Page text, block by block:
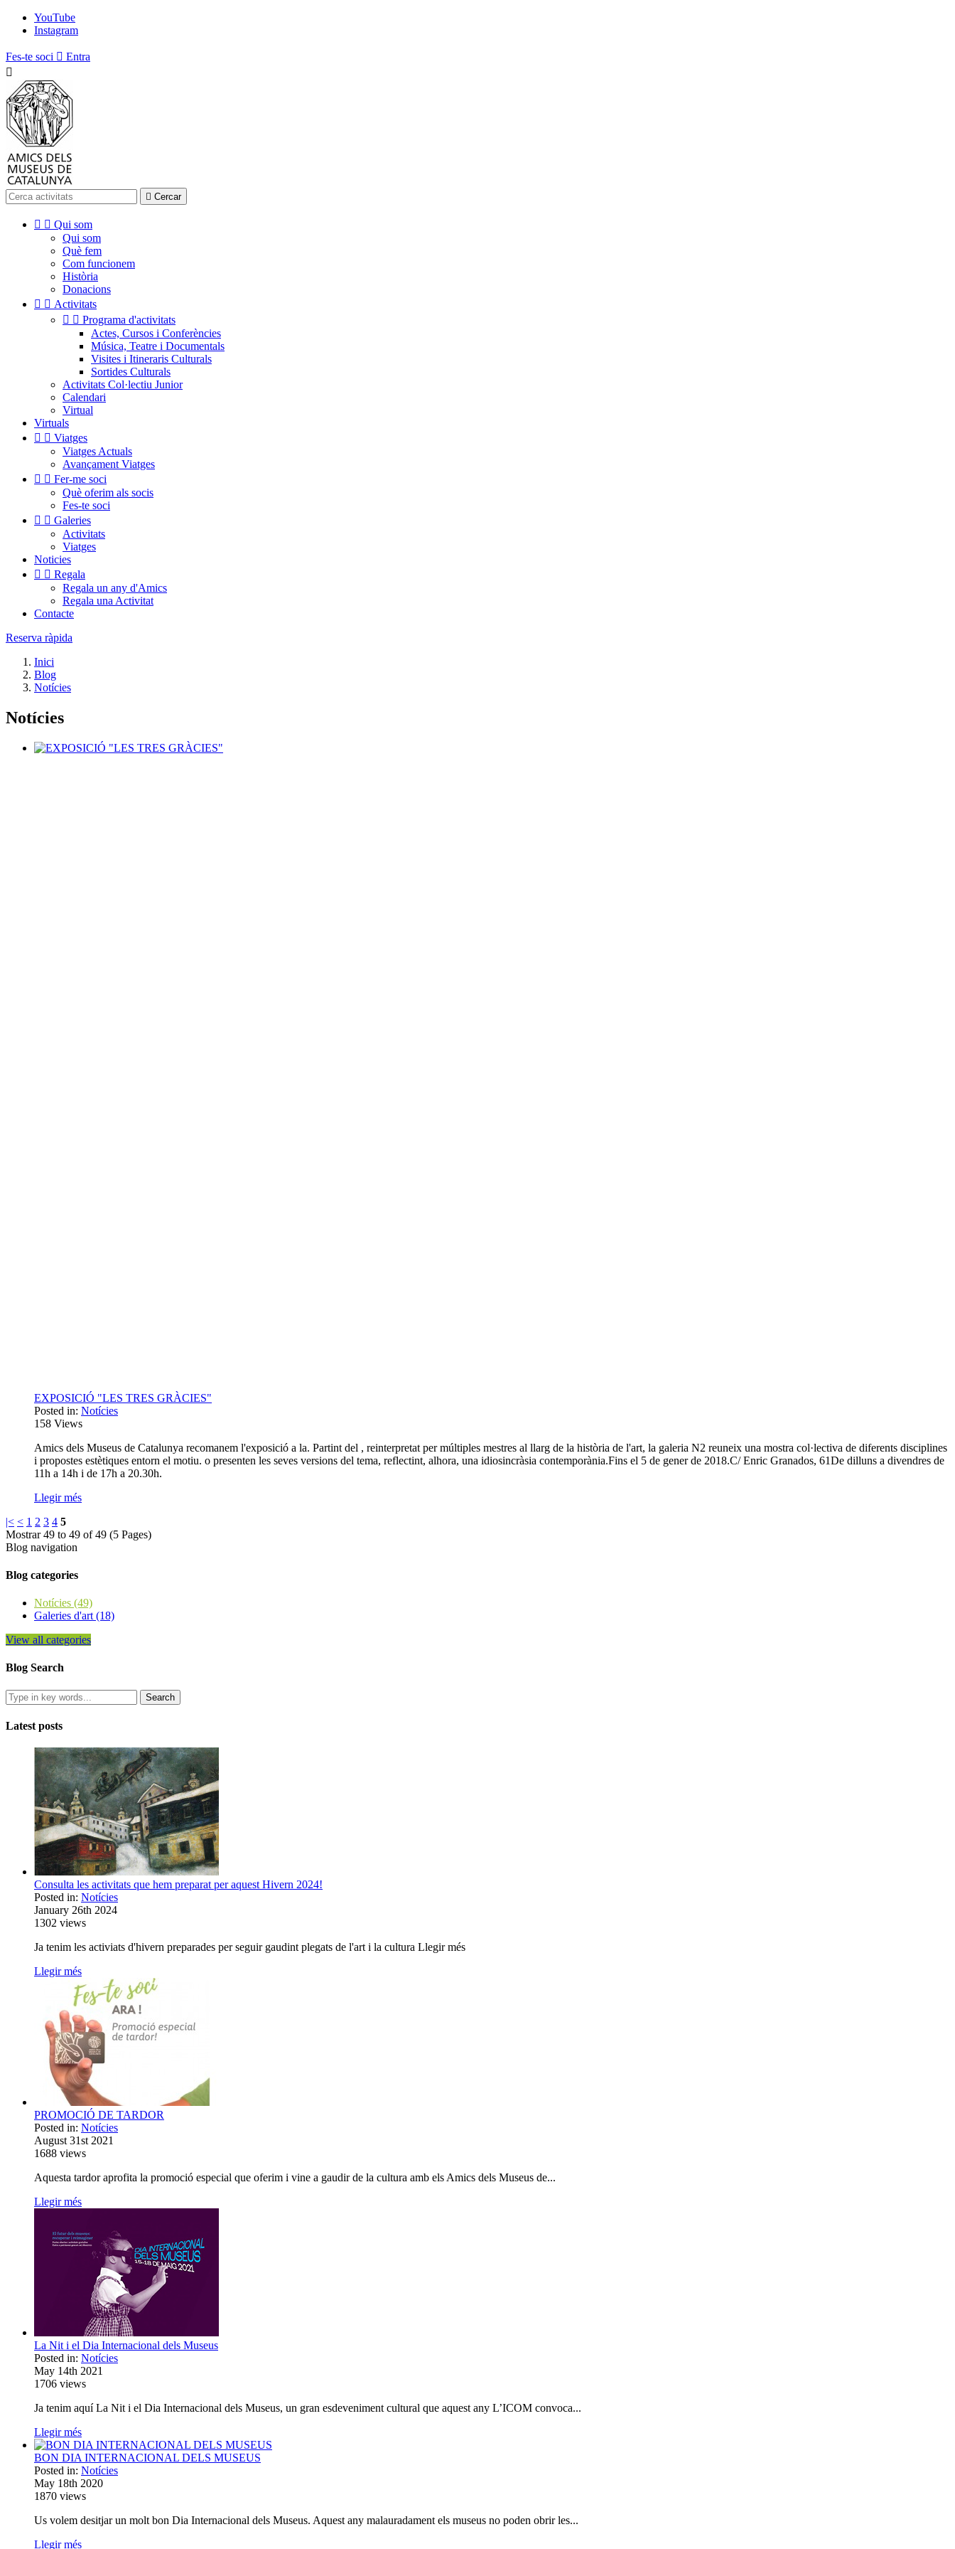
YouTube
Instagram
Fes-te soci  Entra

 Cercar
  Qui som
Qui som
Què fem
Com funcionem
Història
Donacions
  Activitats
  Programa d'activitats
Actes, Cursos i Conferències
Música, Teatre i Documentals
Visites i Itineraris Culturals
Sortides Culturals
Activitats Col·lectiu Junior
Calendari
Virtual
Virtuals
  Viatges
Viatges Actuals
Avançament Viatges
  Fer-me soci
Què oferim als socis
Fes-te soci
  Galeries
Activitats
Viatges
Noticies
  Regala
Regala un any d'Amics
Regala una Activitat
Contacte
Reserva ràpida
Inici
Blog
Notícies
Notícies
EXPOSICIÓ "LES TRES GRÀCIES"
Posted in: Notícies
158 Views
Amics dels Museus de Catalunya recomanem l'exposició a la. Partint del , reinterpretat per múltiples mestres al llarg de la història de l'art, la galeria N2 reuneix una mostra col·lectiva de diferents disciplines
i propostes estètiques entorn el motiu. o presenten les seves versions del tema, reflectint, alhora, una idiosincràsia contemporània.Fins el 5 de gener de 2018.C/ Enric Granados, 61De dilluns a divendres de
11h a 14h i de 17h a 20.30h.
Llegir més
|< < 1 2 3 4 5
Mostrar 49 to 49 of 49 (5 Pages)
Blog navigation
Blog categories
Notícies (49)
Galeries d'art (18)
View all categories
Blog Search
Latest posts
Consulta les activitats que hem preparat per aquest Hivern 2024!
Posted in: Notícies
January 26th 2024
1302 views
Ja tenim les activiats d'hivern preparades per seguir gaudint plegats de l'art i la cultura Llegir més
Llegir més
PROMOCIÓ DE TARDOR
Posted in: Notícies
August 31st 2021
1688 views
Aquesta tardor aprofita la promoció especial que oferim i vine a gaudir de la cultura amb els Amics dels Museus de...
Llegir més
La Nit i el Dia Internacional dels Museus
Posted in: Notícies
May 14th 2021
1706 views
Ja tenim aquí La Nit i el Dia Internacional dels Museus, un gran esdeveniment cultural que aquest any L’ICOM convoca...
Llegir més
BON DIA INTERNACIONAL DELS MUSEUS
Posted in: Notícies
May 18th 2020
1870 views
Us volem desitjar un molt bon Dia Internacional dels Museus. Aquest any malauradament els museus no poden obrir les...
Llegir més